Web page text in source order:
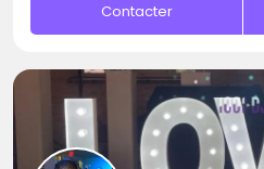
Contacter